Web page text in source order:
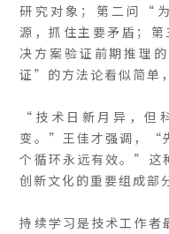
研究对象；第二问“
源，抓住主要矛盾；
决方案验证前期推理
证”的方法论看似简单
“技术日新月异，但
变。”王佳才强调，“
个循环永远有效。”这
创新文化的重要组成部
持续学习是技术工作者